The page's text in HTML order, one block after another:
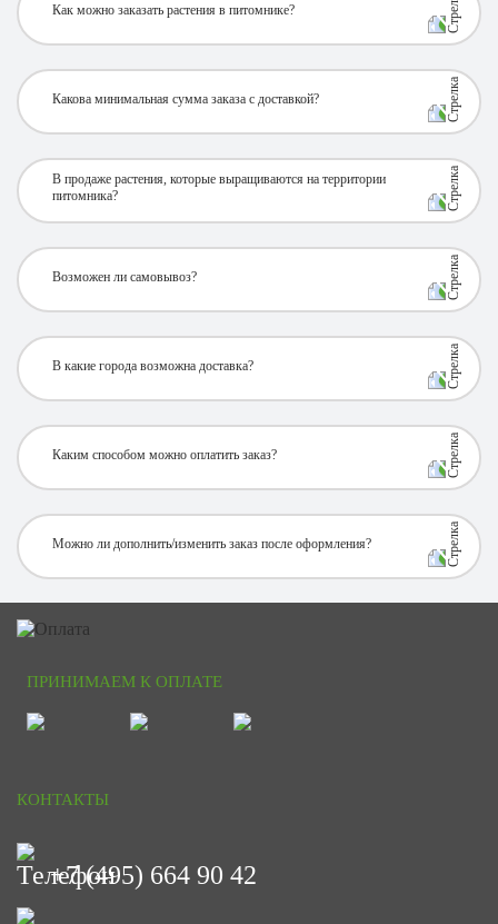
Как можно заказать растения в питомнике?
Какова минимальная сумма заказа с доставкой?
В продаже растения, которые выращиваются на территории
питомника?
Возможен ли самовывоз?
В какие города возможна доставка?
Каким способом можно оплатить заказ?
Можно ли дополнить/изменить заказ после оформления?
ПРИНИМАЕМ К ОПЛАТЕ
КОНТАКТЫ
+7 (495) 664 90 42